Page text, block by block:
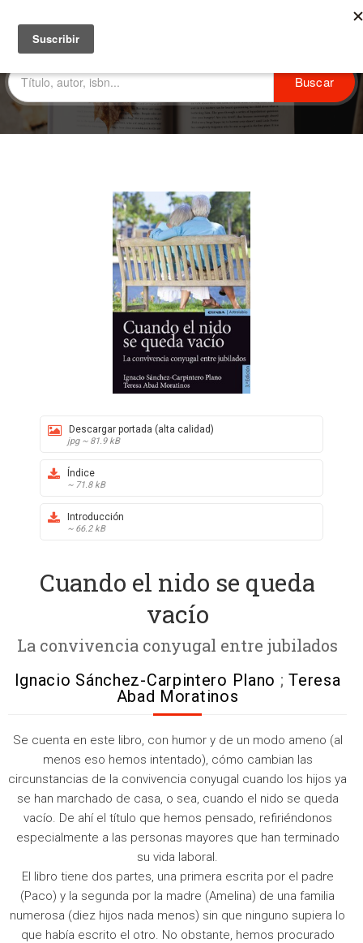
Descargar portada (alta calidad)
jpg ~ 81.9 kB
Índice
~ 71.8 kB
Introducción
~ 66.2 kB
Cuando el nido se queda
vacío
La convivencia conyugal entre jubilados
Ignacio Sánchez-Carpintero Plano ;Teresa
Abad Moratinos
Se cuenta en este libro, con humor y de un modo ameno (al
menos eso hemos intentado), cómo cambian las
circunstancias de la convivencia conyugal cuando los hijos ya
se han marchado de casa, o sea, cuando el nido se queda
vacío. De ahí el título que hemos pensado, refiriéndonos
especialmente a las personas mayores que han terminado
su vida laboral.
El libro tiene dos partes, una primera escrita por el padre
(Paco) y la segunda por la madre (Amelina) de una familia
numerosa (diez hijos nada menos) sin que ninguno supiera lo
que había escrito el otro. No obstante, hemos procurado